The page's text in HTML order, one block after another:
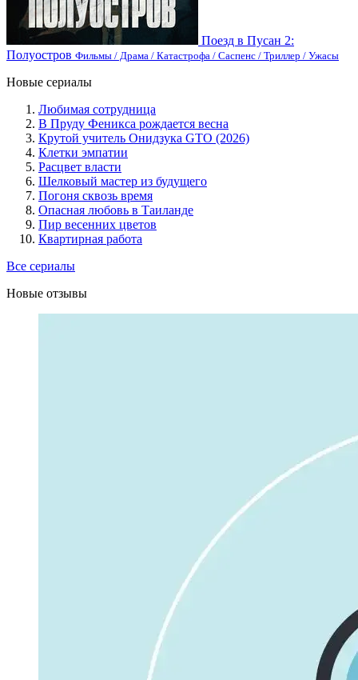
Поезд в Пусан 2:
Полуостров Фильмы / Драма / Катастрофа / Саспенс / Триллер / Ужасы
Новые сериалы
Любимая сотрудница
В Пруду Феникса рождается весна
Крутой учитель Онидзука GTO (2026)
Клетки эмпатии
Расцвет власти
Шелковый мастер из будущего
Погоня сквозь время
Опасная любовь в Таиланде
Пир весенних цветов
Квартирная работа
Все сериалы
Новые отзывы